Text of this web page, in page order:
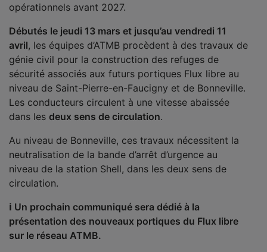
opérationnels avant 2027.
Débutés le jeudi 13 mars et jusqu’au vendredi 11
avril, les équipes d’ATMB procèdent à des travaux de
génie civil pour la construction des refuges de
sécurité associés aux futurs portiques Flux libre au
niveau de Saint-Pierre-en-Faucigny et de Bonneville.
Les conducteurs circulent à une vitesse abaissée
dans les deux sens de circulation.
Au niveau de Bonneville, ces travaux nécessitent la
neutralisation de la bande d’arrêt d’urgence au
niveau de la station Shell, dans les deux sens de
circulation.
ℹ Un prochain communiqué sera dédié à la
présentation des nouveaux portiques du Flux libre
sur le réseau ATMB.